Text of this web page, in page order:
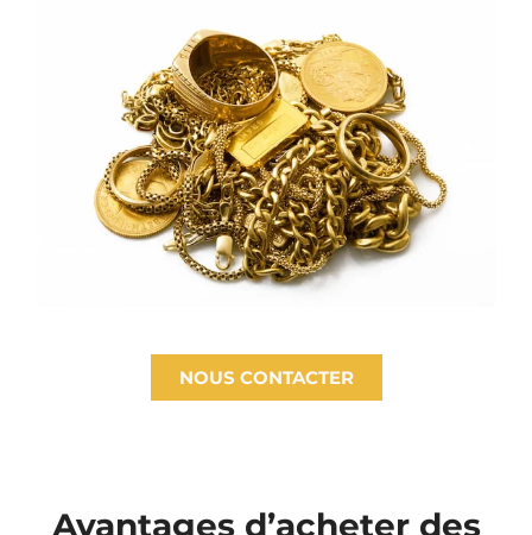
NOUS CONTACTER
Avantages d’acheter des